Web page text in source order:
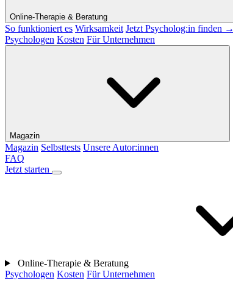
Online-Therapie & Beratung
So funktioniert es Wirksamkeit Jetzt Psycholog:in finden →
Psychologen Kosten Für Unternehmen
Magazin
Magazin Selbsttests Unsere Autor:innen
FAQ
Jetzt starten
Online-Therapie & Beratung
Psychologen Kosten Für Unternehmen